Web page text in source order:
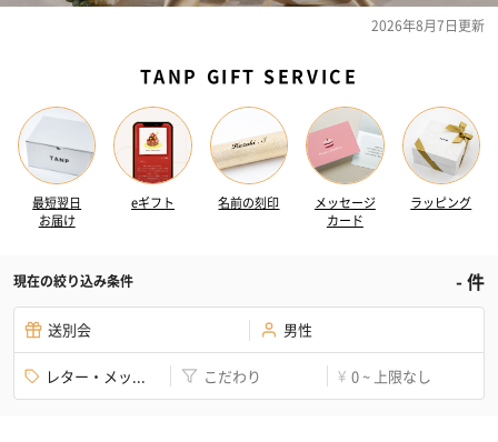
2026年8月7日更新
TANP GIFT SERVICE
最短翌日
お届け
eギフト 名前の刻印
メッセージ
カード
ラッピング
現在の絞り込み条件 -件
送別会 男性
レター・メッ... こだわり ¥ 0 ~ 上限なし